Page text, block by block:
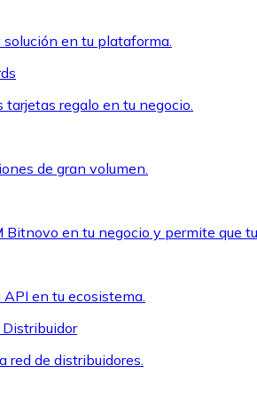
en tu plataforma.
tarjetas regalo en tu negocio.
de gran volumen.
Bitnovo en tu negocio y permite que
en tu ecosistema.
red de distribuidores.